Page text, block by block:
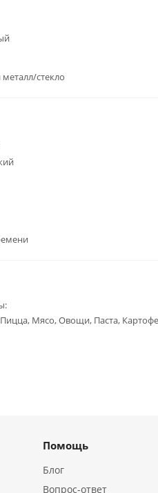
стекло
Мясо, Овощи, Паста,
Помощь
Блог
Вопрос-ответ